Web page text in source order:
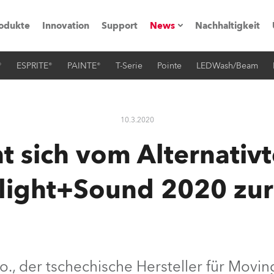
und Tutorials
Innovation Support News
Pressemitteilungen
Nachhaltigkeit
ESPRITE® PAINTE® T-Serie Pointe LEDWash/Beam
10.3.2020
sich vom
2020
der tschechische Hersteller für